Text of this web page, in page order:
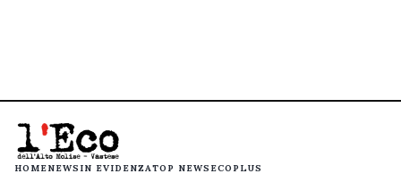
HOMENEWS IN EVIDENZATOP NEWS ECOPLUS